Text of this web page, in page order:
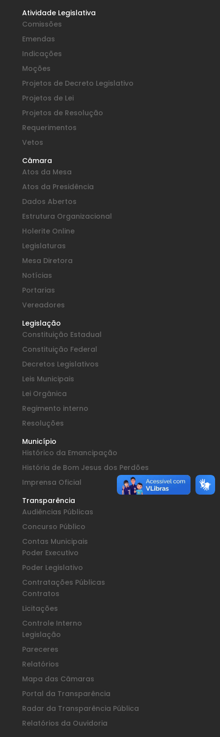
Atividade Legislativa
Comissões
Emendas
Indicações
Moções
Projetos de Decreto Legislativo
Projetos de Lei
Projetos de Resolução
Requerimentos
Vetos
Câmara
Atos da Mesa
Atos da Presidência
Dados Abertos
Estrutura Organizacional
Holerite Online
Legislaturas
Mesa Diretora
Notícias
Portarias
Vereadores
Legislação
Constituição Estadual
Constituição Federal
Decretos Legislativos
Leis Municipais
Lei Orgânica
Regimento interno
Resoluções
Município
Histórico da Emancipação
História de Bom Jesus dos Perdões
Imprensa Oficial
Transparência
Audiências Públicas
Concurso Público
Contas Municipais
Poder Executivo
Poder Legislativo
Contratações Públicas
Contratos
Licitações
Controle Interno
Legislação
Pareceres
Relatórios
Mapa das Câmaras
Portal da Transparência
Radar da Transparência Pública
Relatórios da Ouvidoria